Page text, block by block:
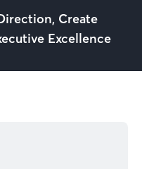
Create
Excellence